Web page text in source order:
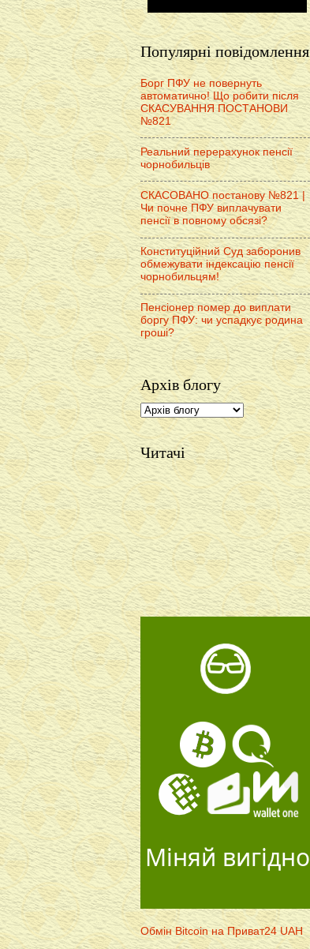
Популярні повідомлення
Борг ПФУ не повернуть
автоматично! Що робити після
СКАСУВАННЯ ПОСТАНОВИ
№821
Реальний перерахунок пенсії
чорнобильців
СКАСОВАНО постанову №821 |
Чи почне ПФУ виплачувати
пенсії в повному обсязі?
Конституційний Суд заборонив
обмежувати індексацію пенсії
чорнобильцям!
Пенсіонер помер до виплати
боргу ПФУ: чи успадкує родина
гроші?
Архів блогу
Читачі
Міняй вигідно
Обмін Bitcoin на Приват24 UAH